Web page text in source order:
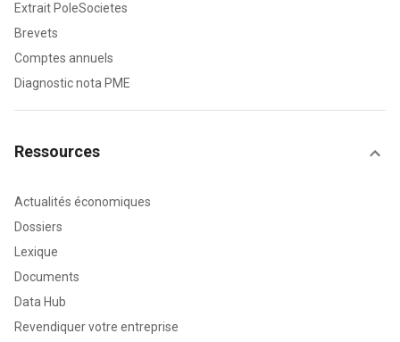
Extrait PoleSocietes
Brevets
Comptes annuels
Diagnostic nota PME
Ressources
Actualités économiques
Dossiers
Lexique
Documents
Data Hub
Revendiquer votre entreprise